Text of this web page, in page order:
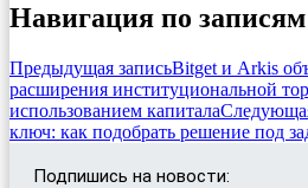
Навигация по записям
Предыдущая записьBitget и Arkis
расширения институциональной
использованием капитала
ключ: как подобрать решение под
Подпишись на новости: